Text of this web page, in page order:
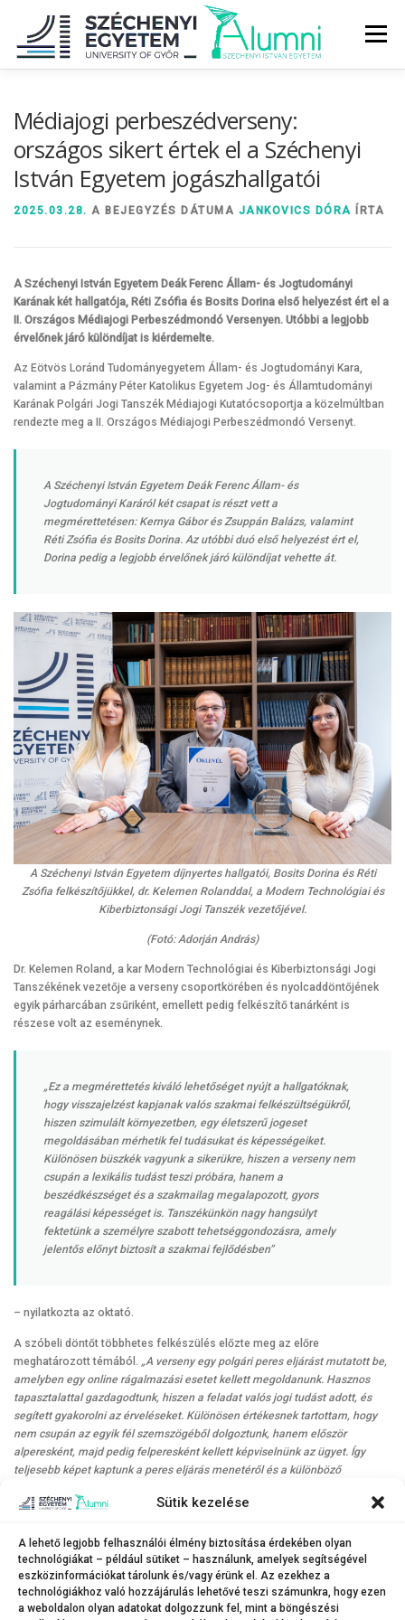
Sütik kezelése
A lehető legjobb felhasználói élmény biztosítása érdekében olyan
technológiákat – például sütiket – használunk, amelyek segítségével
eszközinformációkat tárolunk és/vagy érünk el. Az ezekhez a
technológiákhoz való hozzájárulás lehetővé teszi számunkra, hogy ezen
a weboldalon olyan adatokat dolgozzunk fel, mint a böngészési
tartalomhoz
Menü
DIPLOMAÁTADÓ DIPLOMÁN TÚL
Médiajogi perbeszédverseny:
országos sikert értek el a Széchenyi
István Egyetem jogászhallgatói
2025.03.28. A BEJEGYZÉS DÁTUMA JANKOVICS DÓRA ÍRTA
A Széchenyi István Egyetem Deák Ferenc Állam- és Jogtudományi
Karának két hallgatója, Réti Zsófia és Bosits Dorina első helyezést ért el a
II. Országos Médiajogi Perbeszédmondó Versenyen. Utóbbi a legjobb
érvelőnek járó különdíjat is kiérdemelte.
Az Eötvös Loránd Tudományegyetem Állam- és Jogtudományi Kara,
valamint a Pázmány Péter Katolikus Egyetem Jog- és Államtudományi
Karának Polgári Jogi Tanszék Médiajogi Kutatócsoportja a közelmúltban
rendezte meg a II. Országos Médiajogi Perbeszédmondó Versenyt.
A Széchenyi István Egyetem Deák Ferenc Állam- és
Jogtudományi Karáról két csapat is részt vett a
megmérettetésen: Kernya Gábor és Zsuppán Balázs, valamint
Réti Zsófia és Bosits Dorina. Az utóbbi duó első helyezést ért el,
Dorina pedig a legjobb érvelőnek járó különdíjat vehette át.
A Széchenyi István Egyetem díjnyertes hallgatói, Bosits Dorina és Réti
Zsófia felkészítőjükkel, dr. Kelemen Rolanddal, a Modern Technológiai és
Kiberbiztonsági Jogi Tanszék vezetőjével.
(Fotó: Adorján András)
Dr. Kelemen Roland, a kar Modern Technológiai és Kiberbiztonsági Jogi
Tanszékének vezetője a verseny csoportkörében és nyolcaddöntőjének
egyik párharcában zsűriként, emellett pedig felkészítő tanárként is
részese volt az eseménynek.
„Ez a megmérettetés kiváló lehetőséget nyújt a hallgatóknak,
hogy visszajelzést kapjanak valós szakmai felkészültségükről,
hiszen szimulált környezetben, egy életszerű jogeset
megoldásában mérhetik fel tudásukat és képességeiket.
Különösen büszkék vagyunk a sikerükre, hiszen a verseny nem
csupán a lexikális tudást teszi próbára, hanem a
beszédkészséget és a szakmailag megalapozott, gyors
reagálási képességet is. Tanszékünkön nagy hangsúlyt
fektetünk a személyre szabott tehetséggondozásra, amely
jelentős előnyt biztosít a szakmai fejlődésben”
– nyilatkozta az oktató.
A szóbeli döntőt többhetes felkészülés előzte meg az előre
meghatározott témából. „A verseny egy polgári peres eljárást mutatott be,
amelyben egy online rágalmazási esetet kellett megoldanunk. Hasznos
tapasztalattal gazdagodtunk, hiszen a feladat valós jogi tudást adott, és
segített gyakorolni az érveléseket. Különösen értékesnek tartottam, hogy
nem csupán az egyik fél szemszögéből dolgoztunk, hanem először
alperesként, majd pedig felperesként kellett képviselnünk az ügyet. Így
teljesebb képet kaptunk a peres eljárás menetéről és a különböző
amellyel napjainkban is gyakran találkozhatunk. Különösen élveztem, hogy
ez igazi csapatmunka volt, ahol egymást kiegészítve haladhattunk végig a
jogeseten. Emellett nagy megtiszteltetés számomra, hogy a zsűri
értékelése alapján elnyertem a legjobb érvelőnek járó díjat”– egészítette ki
társát Bosits Dorina.